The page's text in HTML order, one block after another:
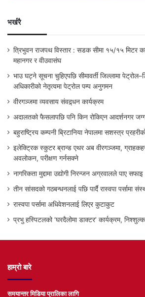
भर्खरै
त्रिभुवन राजपथ विस्तार : सडक सीमा १५/१५ मिटर
महानगर र वीउवासंघ
भाउ घट्ने सूचना चुहिएपछि सीमावर्ती जिल्लामा
अधिकारीको नेतृत्वमा पेट्रोल पम्प अनुगमन
वीरगञ्जमा व्यवसाय संवद्र्धन कार्यक्रम
अदालतको फैसलापछि पनि किन रोकिएन आदर्शनगर
बहुराष्ट्रिय कम्पनी ब्रिटानिया नेपालमा सशस्त्र
इलेक्ट्रिक स्कुटर ब्रान्ड एथर अब वीरगञ्जमा,
अवलोकन, परीक्षण गर्नसक्ने
नागरिकता मुद्दामा उद्योगी निरन्जन अग्रवालले पाए सफाइ
तीन सांसदको गठबन्धनलाई पछि पार्दै रास्वपा पर्सामा
रास्वपा पर्सामा अधिवेशनलाई लिएर कुटाकुट
प्रभु हस्पिटलको ‘घरदैलोमा डाक्टर’ कार्यक्रम,
हाम्रो बारे
समयान्तर मिडिया प्रालिका लागि